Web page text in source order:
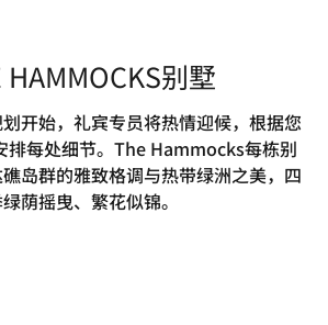
HAMMOCKS别墅
开始，礼宾专员将热情迎候，根据您
排每处细节。The Hammocks每栋别
岛群的雅致格调与热带绿洲之美，四
荫摇曳、繁花似锦。